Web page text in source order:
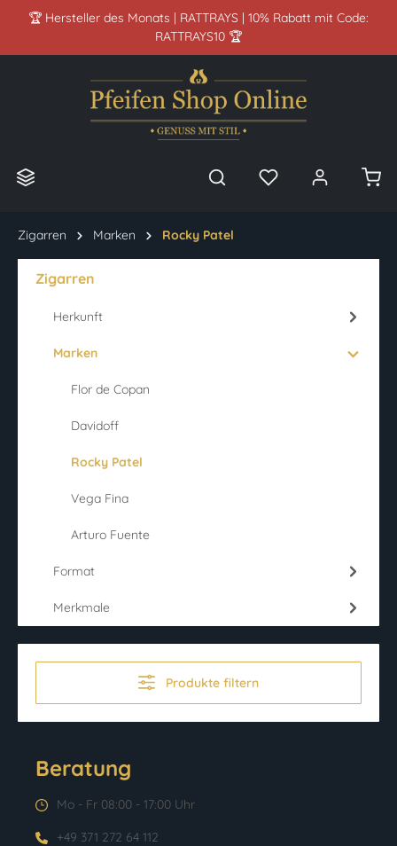
springen
🏆 Hersteller des Monats | RATTRAYS | 10% Rabatt mit Code:
RATTRAYS10 🏆
Zigarren Marken Rocky Patel
Zigarren
Herkunft
Marken
Flor de Copan
Davidoff
Rocky Patel
Vega Fina
Arturo Fuente
Format
Merkmale
Produkte filtern
Beratung
Mo - Fr 08:00 - 17:00 Uhr
+49 371 272 64 112